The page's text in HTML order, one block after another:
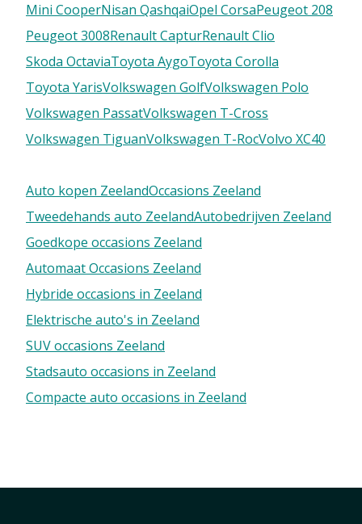
Mini CooperNisan QashqaiOpel CorsaPeugeot 208
Peugeot 3008Renault CapturRenault Clio
Skoda OctaviaToyota AygoToyota Corolla
Toyota YarisVolkswagen GolfVolkswagen Polo
Volkswagen PassatVolkswagen T-Cross
Volkswagen TiguanVolkswagen T-RocVolvo XC40
Auto kopen ZeelandOccasions Zeeland
Tweedehands auto ZeelandAutobedrijven Zeeland
Goedkope occasions Zeeland
Automaat Occasions Zeeland
Hybride occasions in Zeeland
Elektrische auto's in Zeeland
SUV occasions Zeeland
Stadsauto occasions in Zeeland
Compacte auto occasions in Zeeland